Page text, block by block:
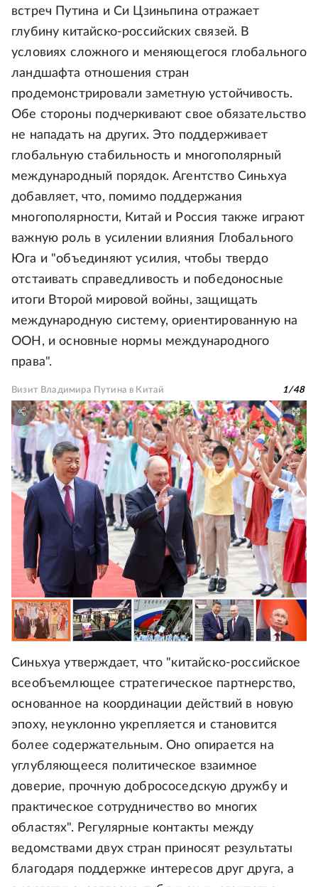
встреч Путина и Си Цзиньпина отражает
глубину китайско-российских связей. В
условиях сложного и меняющегося глобального
ландшафта отношения стран
продемонстрировали заметную устойчивость.
Обе стороны подчеркивают свое обязательство
не нападать на других. Это поддерживает
глобальную стабильность и многополярный
международный порядок. Агентство Синьхуа
добавляет, что, помимо поддержания
многополярности, Китай и Россия также играют
важную роль в усилении влияния Глобального
Юга и "объединяют усилия, чтобы твердо
отстаивать справедливость и победоносные
итоги Второй мировой войны, защищать
международную систему, ориентированную на
ООН, и основные нормы международного
права".
Визит Владимира Путина в Китай 1/48
Синьхуа утверждает, что "китайско-российское
всеобъемлющее стратегическое партнерство,
основанное на координации действий в новую
эпоху, неуклонно укрепляется и становится
более содержательным. Оно опирается на
углубляющееся политическое взаимное
доверие, прочную добрососедскую дружбу и
практическое сотрудничество во многих
областях". Регулярные контакты между
ведомствами двух стран приносят результаты
благодаря поддержке интересов друг друга, а